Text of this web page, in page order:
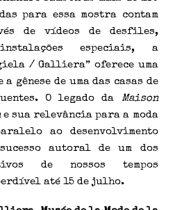
para essa mostra contam
de vídeos de desfiles,
especiais, a
/ Galliera” oferece uma
gênese de uma das casas de
O legado da Maison
e sua relevância para a moda
ao desenvolvimento
autoral de um dos
de nossos tempos
até 15 de julho.